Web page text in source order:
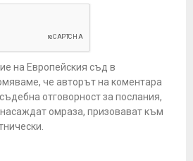
на Европейския съд в
че авторът на коментара
отговорност за послания,
омраза, призовават към